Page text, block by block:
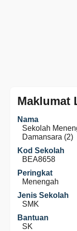
Maklumat
Nama
Sekolah
Damansara (2)
Kod Sekolah
BEA8658
Peringkat
Menengah
Jenis Sekolah
SMK
Bantuan
SK